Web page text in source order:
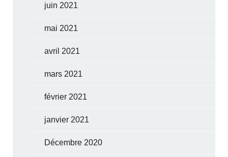
juin 2021
mai 2021
avril 2021
mars 2021
février 2021
janvier 2021
Décembre 2020